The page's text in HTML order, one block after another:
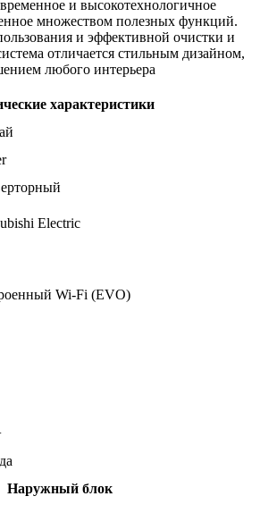
и высокотехнологичное
множеством полезных функций.
и эффективной очистки и
отличается стильным дизайном,
любого интерьера
характеристики
Electric
Wi-Fi (EVO)
Наружный блок